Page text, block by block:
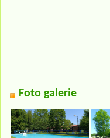
Foto galerie